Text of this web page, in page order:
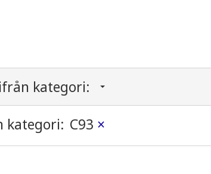
kategori:
kategori: C93 ×